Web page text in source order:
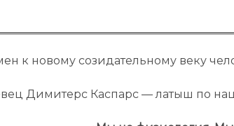
к новому созидательному веку
Димитерс Каспарс — латыш по